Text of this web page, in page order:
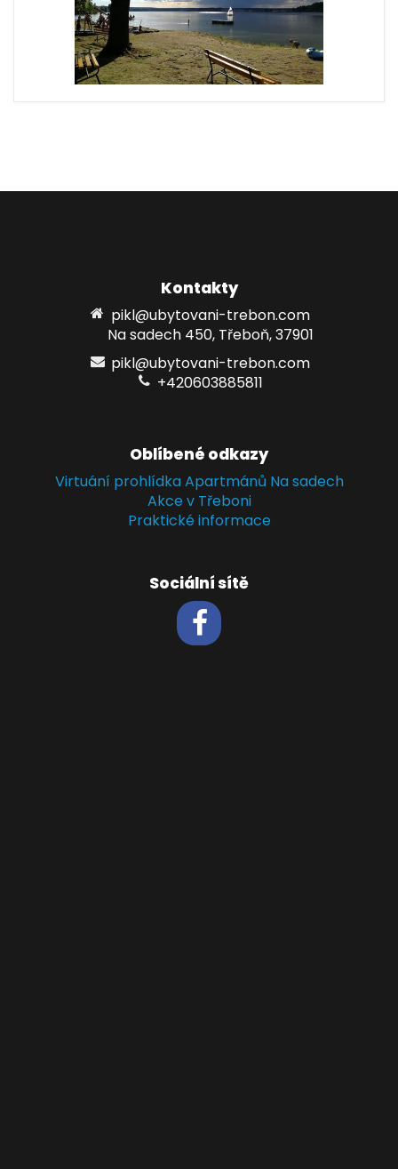
Kontakty
pikl@ubytovani-trebon.com
Na sadech 450, Třeboň, 37901
pikl@ubytovani-trebon.com
+420603885811
Oblíbené odkazy
Virtuání prohlídka Apartmánů Na sadech
Akce v Třeboni
Praktické informace
Sociální sítě